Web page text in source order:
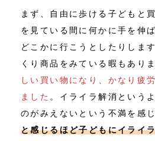
まず、自由に歩ける子どもと
を見ている間に何かに手を伸
どこかに行こうとしたりしま
くり商品をみている暇もあり
しい買い物になり、かなり疲
ました 。イライラ解消という
のがみえないという不満を感
と感じるほど子どもにイライ